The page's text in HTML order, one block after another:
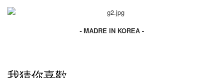
- MADRE IN KOREA -